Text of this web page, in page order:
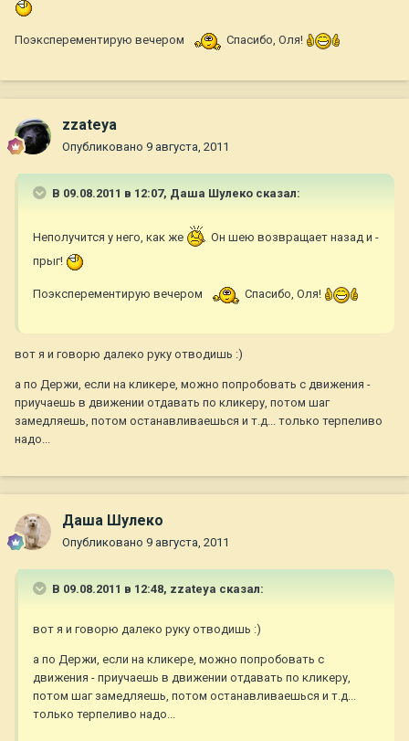
Поэксперементирую вечером Спасибо, Оля!
zzateya
Опубликовано 9 августа, 2011
В 09.08.2011 в 12:07, Даша Шулеко сказал:
Неполучится у него, как же
Он шею возвращает назад и -
прыг!
Поэксперементирую вечером Спасибо, Оля!
вот я и говорю далеко руку отводишь :)
а по Держи, если на кликере, можно попробовать с движения -
приучаешь в движении отдавать по кликеру, потом шаг
замедляешь, потом останавливаешься и т.д... только терпеливо
надо...
Даша Шулеко
Опубликовано 9 августа, 2011
В 09.08.2011 в 12:48, zzateya сказал:
вот я и говорю далеко руку отводишь :)
а по Держи, если на кликере, можно попробовать с
движения - приучаешь в движении отдавать по кликеру,
потом шаг замедляешь, потом останавливаешься и т.д...
только терпеливо надо...